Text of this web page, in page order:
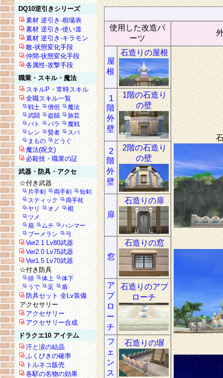
使用した改造パ
ーツ
屋
根
石造りの屋根
1
階
外
壁
1階の石造り
の壁
2
階
外
壁
2階の石造り
の壁
扉
石造りの扉
窓
石造りの窓
ア
プ
ロ
ー
チ
石造りのアプ
ローチ
フ
ェ
ン
ス
石造りの塀
DQ10逆引きシリーズ
素材 逆引き-相場表
素材 逆引き-使い道
素材 逆引き-キラモン
敵-状態変化手段
仲間-状態変化手段
各属性-攻撃手段
職業・スキル・魔法
スキルP・常時スキル
全職スキル一覧
戦士 僧侶
魔法
武闘
盗賊
旅芸
バト
パラ
魔戦
レン
賢者
スパ
まもの
どうぐ
魔法(呪文)
必殺技・職業の証
武器・防具・アクセ
☆付き武器
片手剣 両手剣
短剣
スティック
両手杖
ヤリ
オノ
棍
ツメ
扇
ムチ
ハンマー
ブーメラン
弓
Ver2.1 Lv80武器
Ver2.0 Lv75武器
Ver1.5 Lv70武器
☆付き防具
頭 体上
体下
うで
足 盾
防具セット 全Lv装備
アクセサリー
アクセサリー
アクセサリー合成
ドラクエ10 アイテム
汗と涙の結晶
ふくびきの確率
トルネコ販売
各駅の名物の効果